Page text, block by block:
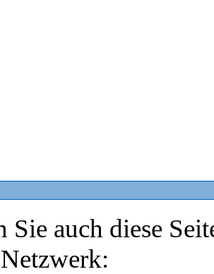
Sie auch diese